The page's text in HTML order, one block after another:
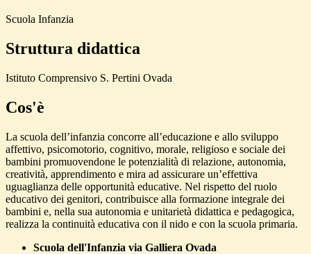
Scuola Infanzia
Struttura didattica
Istituto Comprensivo S. Pertini Ovada
Cos'è
La scuola dell’infanzia concorre all’educazione e allo sviluppo
affettivo, psicomotorio, cognitivo, morale, religioso e sociale dei
bambini promuovendone le potenzialità di relazione, autonomia,
creatività, apprendimento e mira ad assicurare un’effettiva
uguaglianza delle opportunità educative. Nel rispetto del ruolo
educativo dei genitori, contribuisce alla formazione integrale dei
bambini e, nella sua autonomia e unitarietà didattica e pedagogica,
realizza la continuità educativa con il nido e con la scuola primaria.
Scuola dell'Infanzia via Galliera Ovada